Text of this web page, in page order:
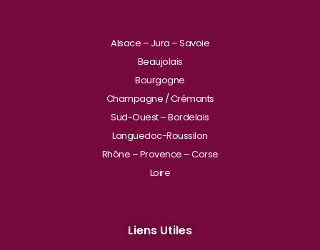
Alsace – Jura – Savoie
Beaujolais
Bourgogne
Champagne / Crémants
Sud-Ouest – Bordelais
Languedoc-Roussilon
Rhône – Provence – Corse
Loire
Liens Utiles